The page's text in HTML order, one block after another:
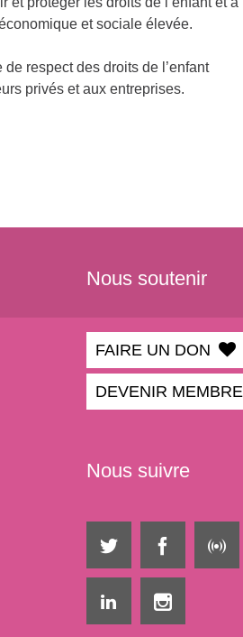
et sociale élevée.
respect des droits de l’enfant
privés et aux entreprises.
Nous soutenir
FAIRE UN DON
DEVENIR MEMBRE
Nous suivre